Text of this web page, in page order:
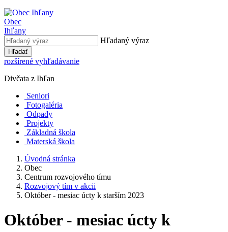
Obec
Ihľany
Hľadaný výraz
Hľadať
rozšírené vyhľadávanie
Divčata z Ihľan
Seniori
Fotogaléria
Odpady
Projekty
Základná škola
Materská škola
Úvodná stránka
Obec
Centrum rozvojového tímu
Rozvojový tím v akcii
Október - mesiac úcty k starším 2023
Október - mesiac úcty k